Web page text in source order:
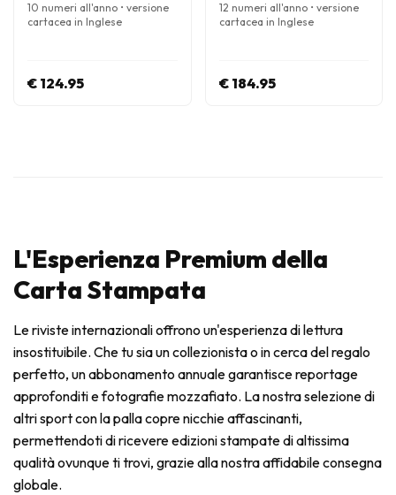
10 numeri all'anno • versione
cartacea in Inglese
€ 124.95
12 numeri all'anno • versione
cartacea in Inglese
€ 184.95
L'Esperienza Premium della
Carta Stampata
Le riviste internazionali offrono un'esperienza di lettura
insostituibile. Che tu sia un collezionista o in cerca del regalo
perfetto, un abbonamento annuale garantisce reportage
approfonditi e fotografie mozzafiato. La nostra selezione di
altri sport con la palla copre nicchie affascinanti,
permettendoti di ricevere edizioni stampate di altissima
qualità ovunque ti trovi, grazie alla nostra affidabile consegna
globale.